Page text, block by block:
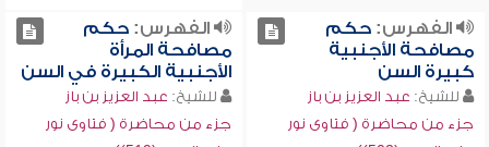
الفهرس:حكم
مصافحة الأجنبية
كبيرة السن
للشيخ: عبد العزيز بن باز
جزء من محاضرة ( فتاوى نور
الفهرس:حكم
مصافحة المرأة
الأجنبية الكبيرة في السن
للشيخ: عبد العزيز بن باز
جزء من محاضرة ( فتاوى نور